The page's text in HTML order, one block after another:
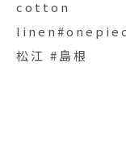
cotton
松江 #島根